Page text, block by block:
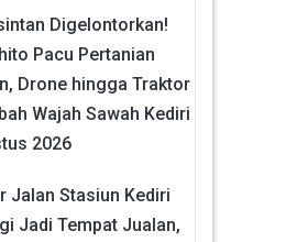
Digelontorkan!
Pacu Pertanian
Drone hingga Traktor
Wajah Sawah Kediri
2026
Jalan Stasiun Kediri
Jadi Tempat Jualan,